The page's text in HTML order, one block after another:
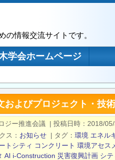
の情報交流サイトです。
学会ホームページ
よびプロジェクト・技
ジー推進会議 | 投稿日時
2018/
ス お知らせ | タグ 環境 エネル
トシティ コンクリート 環境アセス
AI i-Construction 災害復興計画 シ